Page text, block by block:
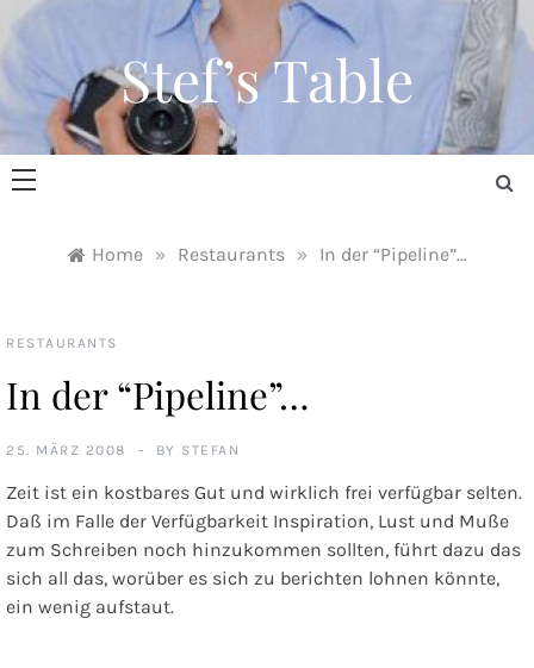
Skip
content
Stef’s Table
Home » Restaurants » In der “Pipeline”…
RESTAURANTS
In der “Pipeline”…
25. MÄRZ 2008 BY STEFAN
Zeit ist ein kostbares Gut und wirklich frei verfügbar selten.
Daß im Falle der Verfügbarkeit Inspiration, Lust und Muße
zum Schreiben noch hinzukommen sollten, führt dazu das
sich all das, worüber es sich zu berichten lohnen könnte,
ein wenig aufstaut.